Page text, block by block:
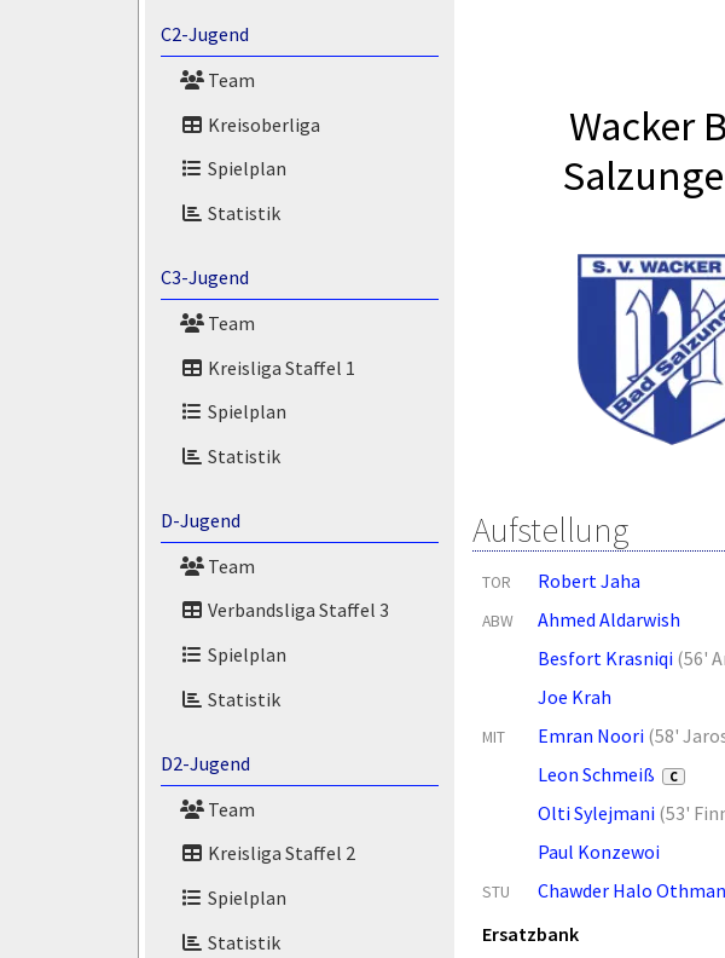
C2-Jugend
Team
Kreisoberliga
Spielplan
Statistik
C3-Jugend
Team
Kreisliga Staffel 1
Spielplan
Statistik
D-Jugend
Team
Verbandsliga Staffel 3
Spielplan
Statistik
D2-Jugend
Team
Kreisliga Staffel 2
Spielplan
Statistik
Wacker
Aufstellung
TOR Robert Jaha
ABW
Ahmed Aldarwish
Besfort Krasniqi (56'
Joe Krah
MIT Emran Noori (58'
Leon Schmeiß
C
Olti Sylejmani (53'
Paul Konzewoi
STU Chawder Halo Othman
Ersatzbank